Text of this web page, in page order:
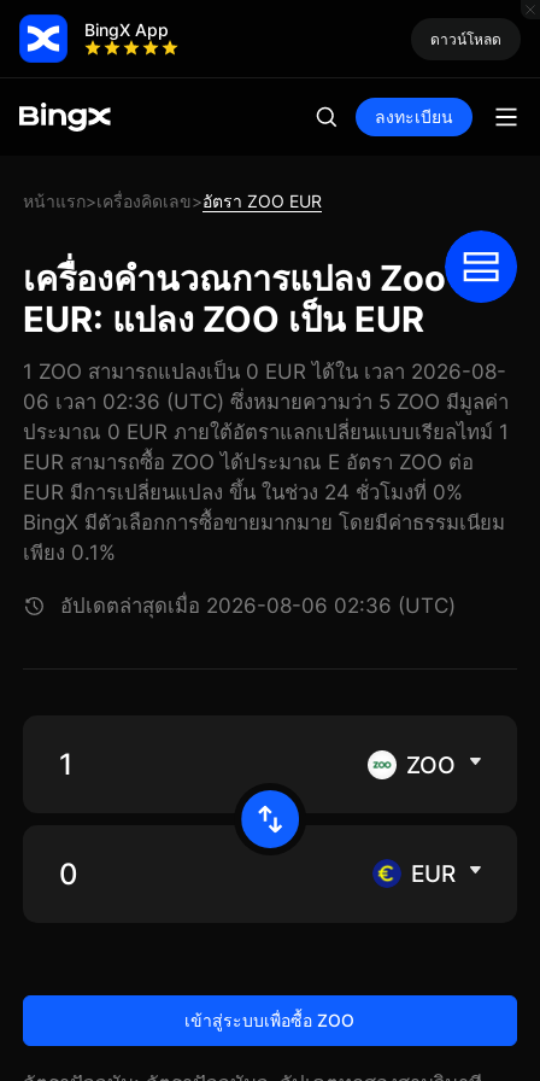
BingX App ดาวน์โหลด
ลงทะเบียน
หน้าแรก>เครื่องคิดเลข>อัตรา ZOO EUR
เครื่องคำนวณการแปลง Zoo
EUR: แปลง ZOO เป็น EUR
1 ZOO สามารถแปลงเป็น 0 EUR ได้ใน เวลา 2026-08-
06 เวลา 02:36 (UTC) ซึ่งหมายความว่า 5 ZOO มีมูลค่า
ประมาณ 0 EUR ภายใต้อัตราแลกเปลี่ยนแบบเรียลไทม์ 1
EUR สามารถซื้อ ZOO ได้ประมาณ E อัตรา ZOO ต่อ
EUR มีการเปลี่ยนแปลง ขึ้น ในช่วง 24 ชั่วโมงที่ 0%
BingX มีตัวเลือกการซื้อขายมากมาย โดยมีค่าธรรมเนียม
เพียง 0.1%
อัปเดตล่าสุดเมื่อ 2026-08-06 02:36 (UTC)
ZOO
EUR
เข้าสู่ระบบเพื่อซื้อ ZOO